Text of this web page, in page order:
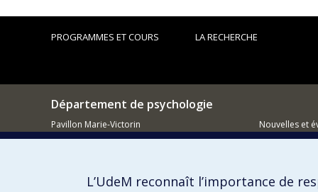
PROGRAMMES ET COURS LA RECHERCHE
Département de psychologie
Pavillon Marie-Victorin
90, avenue Vincent d'Indy
514 343-6972
Nouvelles et
L’UdeM reconnaît l’importance de